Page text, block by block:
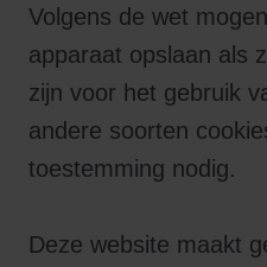
Volgens de wet
apparaat opslaan als
zijn voor het gebruik
andere soorten
toestemming nodig.
Deze website maakt